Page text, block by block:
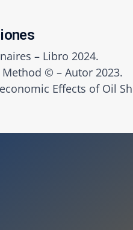
– Libro 2024.
Method © – Autor 2023.
Effects of Oil